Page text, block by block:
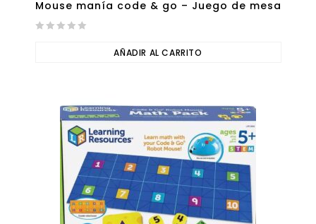
Mouse manía code & go – Juego de mesa
AÑADIR AL CARRITO